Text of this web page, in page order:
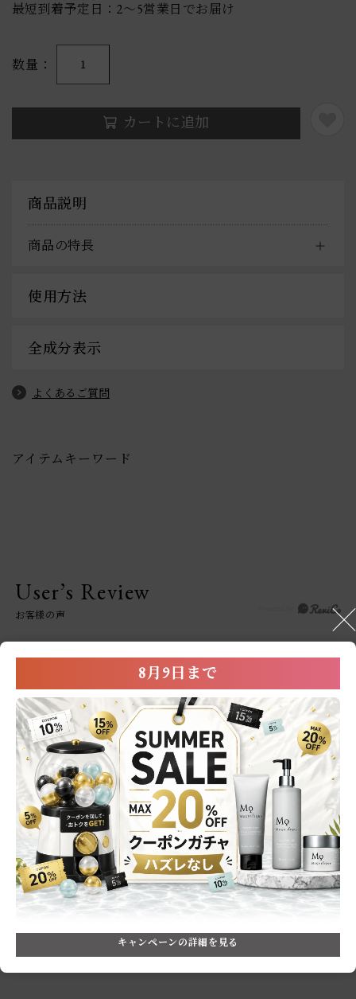
最短到着予定日：2〜5営業日でお届け
数量 1
カートに追加
商品説明
商品の特長
使用方法
全成分表示
よくあるご質問
アイテムキーワード
User’s Review
お客様の声
0.0 レビュー件数：0件
★ 4
(0)
★3
(0)
★ 2
(0)
1 (0)
レビューはありません。
能です。
8月9日まで
キャンペーンの詳細を見る